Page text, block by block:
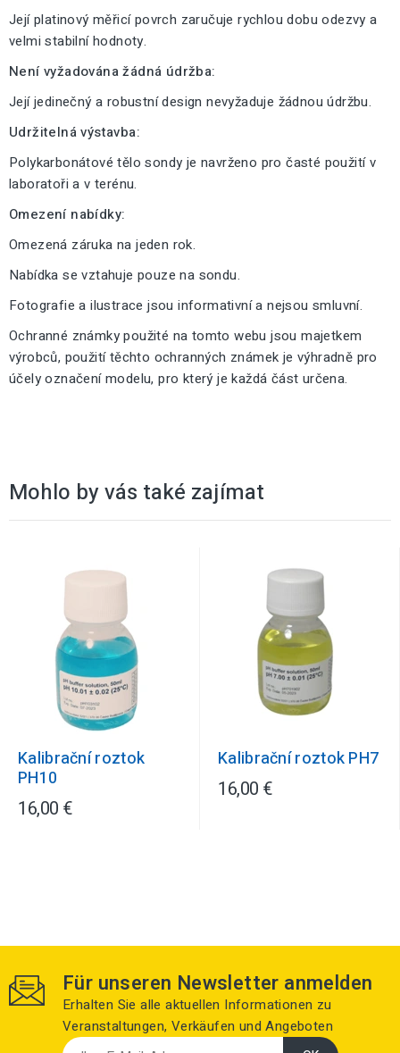
Její platinový měřicí povrch zaručuje rychlou dobu odezvy a
velmi stabilní hodnoty.
Není vyžadována žádná údržba:
Její jedinečný a robustní design nevyžaduje žádnou údržbu.
Udržitelná výstavba:
Polykarbonátové tělo sondy je navrženo pro časté použití v
laboratoři a v terénu.
Omezení nabídky:
Omezená záruka na jeden rok.
Nabídka se vztahuje pouze na sondu.
Fotografie a ilustrace jsou informativní a nejsou smluvní.
Ochranné známky použité na tomto webu jsou majetkem
výrobců, použití těchto ochranných známek je výhradně pro
účely označení modelu, pro který je každá část určena.
Mohlo by vás také zajímat
Kalibrační roztok
PH10
16,00 €
Kalibrační roztok PH7
16,00 €
Für unseren Newsletter anmelden
Erhalten Sie alle aktuellen Informationen zu
Veranstaltungen, Verkäufen und Angeboten